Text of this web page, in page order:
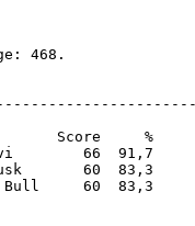
468.
Score     %
66  91,7
60  83,3
60  83,3